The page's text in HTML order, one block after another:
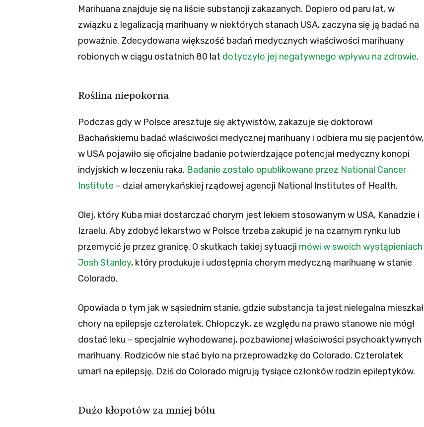
Marihuana znajduje się na liście substancji zakazanych. Dopiero od paru lat, w
związku z legalizacją marihuany w niektórych stanach USA, zaczyna się ją badać na
poważnie. Zdecydowana większość badań medycznych właściwości marihuany
robionych w ciągu ostatnich 80 lat dotyczyło jej negatywnego wpływu na zdrowie.
Roślina niepokorna
Podczas gdy w Polsce aresztuje się aktywistów, zakazuje się doktorowi
Bachańskiemu badać właściwości medycznej marihuany i odbiera mu się pacjentów,
w USA pojawiło się oficjalne badanie potwierdzające potencjał medyczny konopi
indyjskich w leczeniu raka. Badanie zostało opublikowane przez National Cancer
Institute – dział amerykańskiej rządowej agencji National Institutes of Health.
Olej, który Kuba miał dostarczać chorym jest lekiem stosowanym w USA, Kanadzie i
Izraelu. Aby zdobyć lekarstwo w Polsce trzeba zakupić je na czarnym rynku lub
przemycić je przez granicę. O skutkach takiej sytuacji mówi w swoich wystąpieniach
Josh Stanley, który produkuje i udostępnia chorym medyczną marihuanę w stanie
Colorado.
Opowiada o tym jak w sąsiednim stanie, gdzie substancja ta jest nielegalna mieszkał
chory na epilepsje czterolatek. Chłopczyk, ze względu na prawo stanowe nie mógł
dostać leku – specjalnie wyhodowanej, pozbawionej właściwości psychoaktywnych
marihuany. Rodziców nie stać było na przeprowadzkę do Colorado. Czterolatek
umarł na epilepsję. Dziś do Colorado migrują tysiące członków rodzin epileptyków.
Dużo kłopotów za mniej bólu